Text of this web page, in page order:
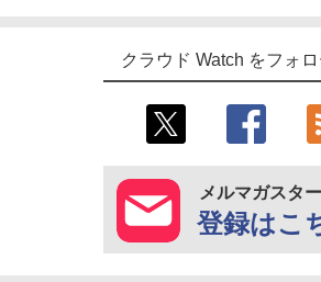
クラウド Watch をフォ
メルマガスタ
登録はこ